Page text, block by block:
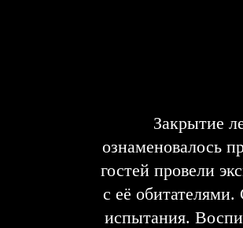
Закрытие
ознаменовалось
гостей провели
с её
испытания.